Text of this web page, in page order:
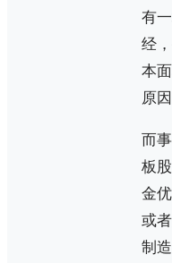
有
经
本
原因
而
板
金
或
制